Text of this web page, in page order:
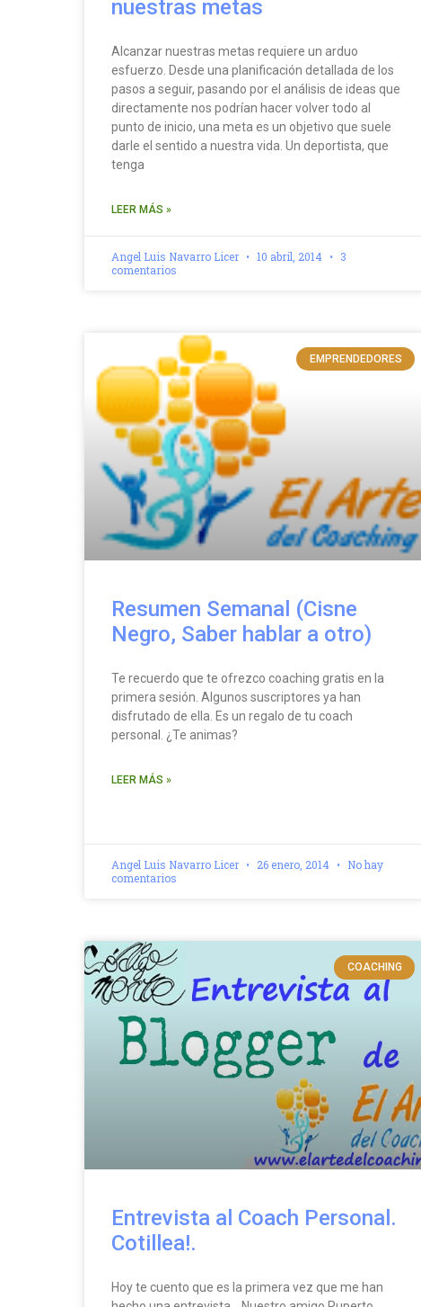
nuestras metas
Alcanzar nuestras metas requiere un arduo
esfuerzo. Desde una planificación detallada de los
pasos a seguir, pasando por el análisis de ideas que
directamente nos podrían hacer volver todo al
punto de inicio, una meta es un objetivo que suele
darle el sentido a nuestra vida. Un deportista, que
tenga
LEER MÁS »
Angel Luis Navarro Licer 10 abril, 2014
3
comentarios
EMPRENDEDORES
Resumen Semanal (Cisne
Negro, Saber hablar a otro)
Te recuerdo que te ofrezco coaching gratis en la
primera sesión. Algunos suscriptores ya han
disfrutado de ella. Es un regalo de tu coach
personal. ¿Te animas?
LEER MÁS »
Angel Luis Navarro Licer 26 enero, 2014
No hay
comentarios
COACHING
Entrevista al Coach Personal.
Cotillea!.
Hoy te cuento que es la primera vez que me han